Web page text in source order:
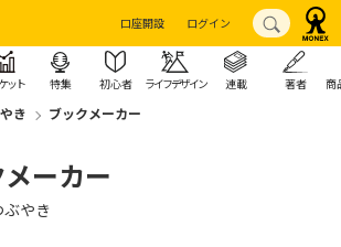
口座開設 ログイン
ット 特集 初心者 ライフデザイン 連載 著者 商
き ブックメーカー
ーカー
やき